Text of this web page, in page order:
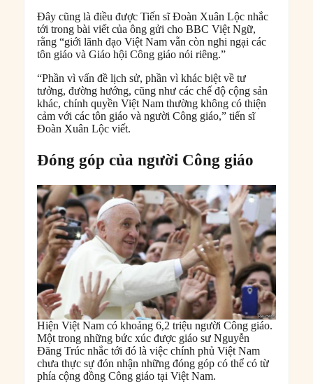
Đây cũng là điều được Tiến sĩ Đoàn Xuân Lộc nhắc
tới trong bài viết của ông gửi cho BBC Việt Ngữ,
rằng “giới lãnh đạo Việt Nam vẫn còn nghi ngại các
tôn giáo và Giáo hội Công giáo nói riêng.”
“Phần vì vấn đề lịch sử, phần vì khác biệt về tư
tưởng, đường hướng, cũng như các chế độ cộng sản
khác, chính quyền Việt Nam thường không có thiện
cảm với các tôn giáo và người Công giáo,” tiến sĩ
Đoàn Xuân Lộc viết.
Đóng góp của người Công giáo
Hiện Việt Nam có khoảng 6,2 triệu người Công giáo.
Một trong những bức xúc được giáo sư Nguyễn
Đăng Trúc nhắc tới đó là việc chính phủ Việt Nam
chưa thực sự đón nhận những đóng góp có thể có từ
phía cộng đồng Công giáo tại Việt Nam.